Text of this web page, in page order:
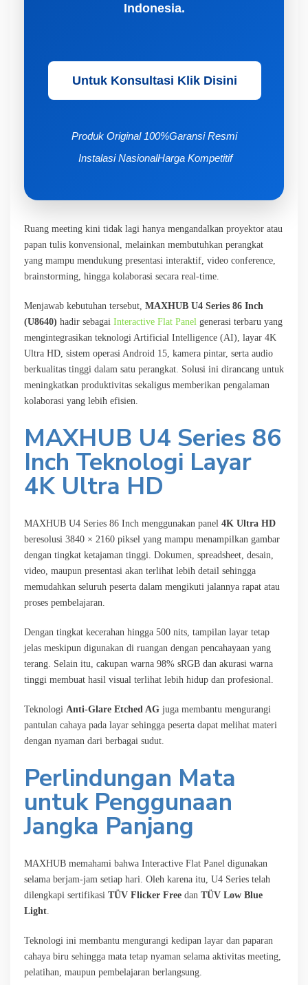
Indonesia.
Untuk Konsultasi Klik Disini
Produk Original 100%Garansi Resmi
Instalasi NasionalHarga Kompetitif
Ruang meeting kini tidak lagi hanya mengandalkan proyektor atau
papan tulis konvensional, melainkan membutuhkan perangkat
yang mampu mendukung presentasi interaktif, video conference,
brainstorming, hingga kolaborasi secara real-time.
Menjawab kebutuhan tersebut, MAXHUB U4 Series 86 Inch
(U8640) hadir sebagai Interactive Flat Panel generasi terbaru yang
mengintegrasikan teknologi Artificial Intelligence (AI), layar 4K
Ultra HD, sistem operasi Android 15, kamera pintar, serta audio
berkualitas tinggi dalam satu perangkat. Solusi ini dirancang untuk
meningkatkan produktivitas sekaligus memberikan pengalaman
kolaborasi yang lebih efisien.
MAXHUB U4 Series 86
Inch Teknologi Layar
4K Ultra HD
MAXHUB U4 Series 86 Inch menggunakan panel 4K Ultra HD
beresolusi 3840 × 2160 piksel yang mampu menampilkan gambar
dengan tingkat ketajaman tinggi. Dokumen, spreadsheet, desain,
video, maupun presentasi akan terlihat lebih detail sehingga
memudahkan seluruh peserta dalam mengikuti jalannya rapat atau
proses pembelajaran.
Dengan tingkat kecerahan hingga 500 nits, tampilan layar tetap
jelas meskipun digunakan di ruangan dengan pencahayaan yang
terang. Selain itu, cakupan warna 98% sRGB dan akurasi warna
tinggi membuat hasil visual terlihat lebih hidup dan profesional.
Teknologi Anti-Glare Etched AG juga membantu mengurangi
pantulan cahaya pada layar sehingga peserta dapat melihat materi
dengan nyaman dari berbagai sudut.
Perlindungan Mata
untuk Penggunaan
Jangka Panjang
MAXHUB memahami bahwa Interactive Flat Panel digunakan
selama berjam-jam setiap hari. Oleh karena itu, U4 Series telah
dilengkapi sertifikasi TÜV Flicker Free dan TÜV Low Blue
Light
Teknologi ini membantu mengurangi kedipan layar dan paparan
cahaya biru sehingga mata tetap nyaman selama aktivitas meeting,
pelatihan, maupun pembelajaran berlangsung.